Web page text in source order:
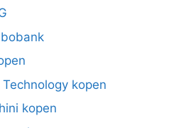
kopen
kopen